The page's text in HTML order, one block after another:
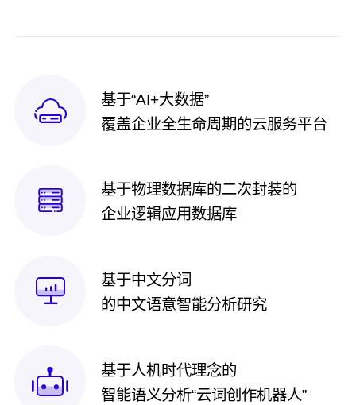
基于“AI+大数据”
覆盖企业全生命周期的云服务平台
基于物理数据库的二次封装的
企业逻辑应用数据库
基于中文分词
的中文语意智能分析研究
基于人机时代理念的
智能语义分析“云词创作机器人”